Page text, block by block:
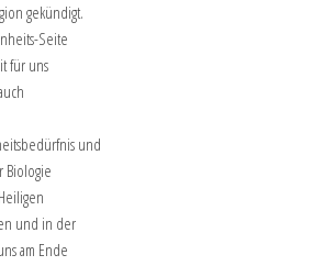
gekündigt.
Seite
für uns
und
Biologie
und in der
am Ende